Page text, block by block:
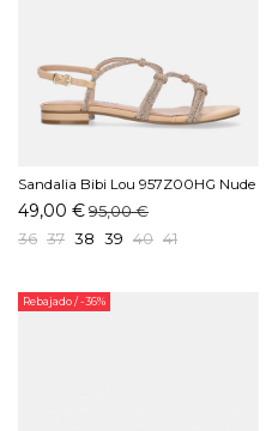
Sandalia Bibi Lou 957Z00HG Nude
49,00 €95,00 €
36 37 38 39 40 41
Rebajado/ -36%